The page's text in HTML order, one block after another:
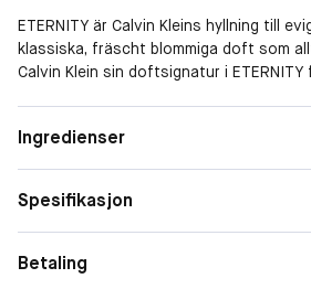
ETERNITY är Calvin Kleins hyllning till
klassiska, fräscht blommiga doft som
Calvin Klein sin doftsignatur i
-
sammansättning av blommor, citrus och
öppnar upp med toner av mandarin och
övergår i en skir bukett med blommor:
kryddig nejlika. En mild doft av
Ingredienser
Spesifikasjon
Betaling